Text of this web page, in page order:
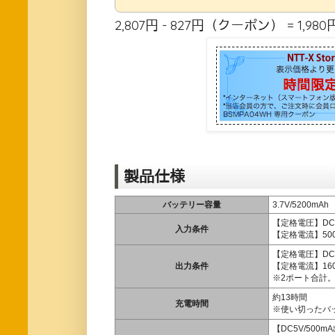
2,807円 - 827円（クーポン） = 1,980
製品仕様
バッテリー容量 3.7V/5200mAh
入力条件
【定格電圧】
【定格電流】
出力条件
【定格電圧】
【定格電流】
※2ポート合計
充電時間
約13時間
※使い切ったバ
【DC5V/